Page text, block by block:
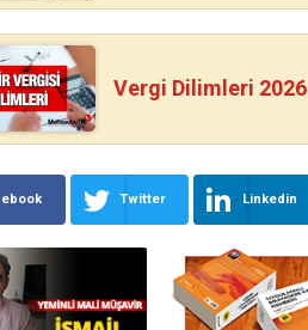
Vergi Dilimleri 2026
Twitter Linkedin